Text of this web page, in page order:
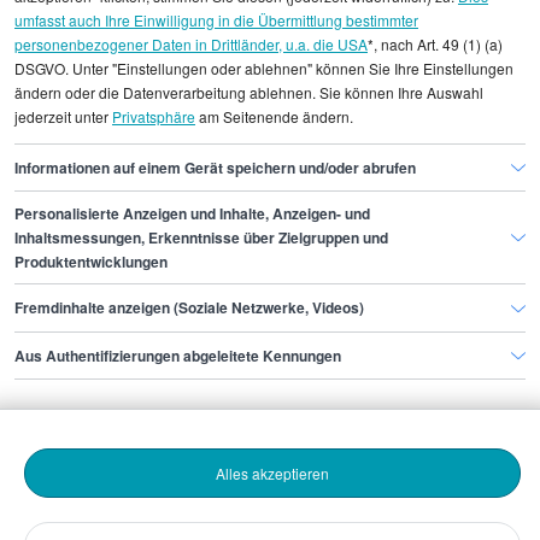
einzelnen Stellenangeboten zugeordnet werden.
Gehaltsinformationen PR
Issue Manager/in
Issue Manager/in Bonn
Finde den Job,
der zu dir passt.
Bewerbende
umfasst auch Ihre Einwilligung in die Übermittlung bestimmter
personenbezogener Daten in Drittländer, u.a. die USA*, nach Art. 49 (1) (a)
DSGVO. Unter "Einstellungen oder ablehnen" können Sie Ihre Einstellungen
ändern oder die Datenverarbeitung ablehnen. Sie können Ihre Auswahl
jederzeit unter Privatsphäream Seitenende ändern.
Informationen auf einem Gerät speichern und/oder abrufen
Personalisierte Anzeigen und Inhalte, Anzeigen- und
Inhaltsmessungen, Erkenntnisse über Zielgruppen und
Produktentwicklungen
Fremdinhalte anzeigen (Soziale Netzwerke, Videos)
Aus Authentifizierungen abgeleitete Kennungen
Alles akzeptieren